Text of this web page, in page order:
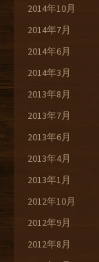
2014年10月
2014年7月
2014年6月
2014年3月
2013年8月
2013年7月
2013年6月
2013年4月
2013年1月
2012年10月
2012年9月
2012年8月